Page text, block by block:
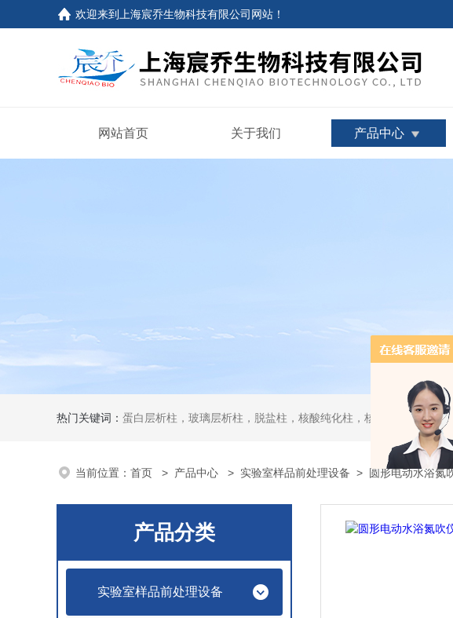
欢迎来到上海宸乔生物科技有限公司网站！
网站首页 关于我们 产品中心
热门关键词： 蛋白层析柱，玻璃层析柱，脱盐柱，核酸纯化柱，核酸分离柱，
当前位置： 首页 > 产品中心 > 实验室样品前处理设备 > 圆形电动水浴氮
产品分类
实验室样品前处理设备